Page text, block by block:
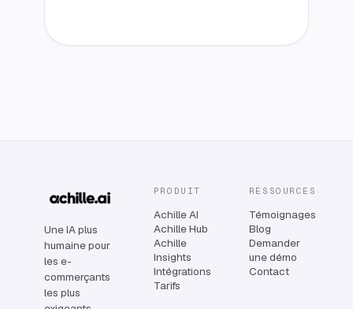
Une IA plus
humaine pour
les e-
commerçants
les plus
PRODUIT
Achille AI
Achille Hub
Achille
Insights
Intégrations
Tarifs
RESSOURCES
Témoignages
Blog
Demander
une démo
Contact